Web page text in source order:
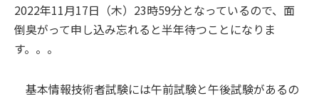
2022年11月17日（木）23時59分となっているので、面
倒臭がって申し込み忘れると半年待つことになりま
す。。。
基本情報技術者試験には午前試験と午後試験があるの